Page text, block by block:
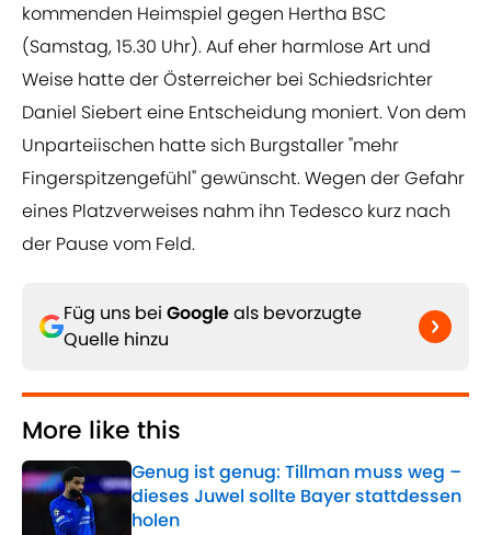
kommenden Heimspiel gegen Hertha BSC
(Samstag, 15.30 Uhr). Auf eher harmlose Art und
Weise hatte der Österreicher bei Schiedsrichter
Daniel Siebert eine Entscheidung moniert. Von dem
Unparteiischen hatte sich Burgstaller "mehr
Fingerspitzengefühl" gewünscht. Wegen der Gefahr
eines Platzverweises nahm ihn Tedesco kurz nach
der Pause vom Feld.
Füg uns bei Googleals bevorzugte
Quelle hinzu
More like this
Genug ist genug: Tillman muss weg –
dieses Juwel sollte Bayer stattdessen
holen